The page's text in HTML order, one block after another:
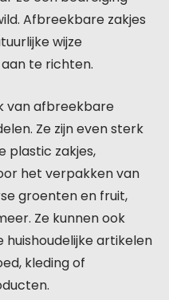
Afbreekbare zakjes
wijze
te richten.
van afbreekbare
Ze zijn even sterk
plastic zakjes,
het verpakken van
groenten en fruit,
Ze kunnen ook
artikelen
kleding of